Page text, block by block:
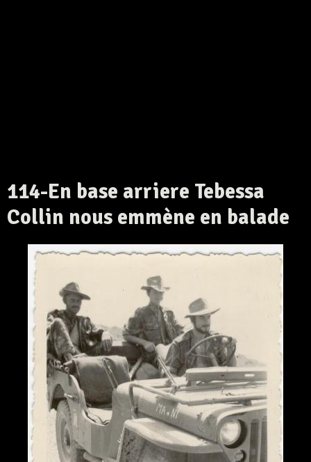
114-En base arriere Tebessa
Collin nous emmène en balade